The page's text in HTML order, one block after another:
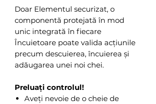
Doar Elementul securizat, o
componentă protejată în mod
unic integrată în fiecare
Încuietoare poate valida acțiunile
precum descuierea, încuierea și
adăugarea unei noi chei.
Preluați controlul!
Aveți nevoie de o cheie de